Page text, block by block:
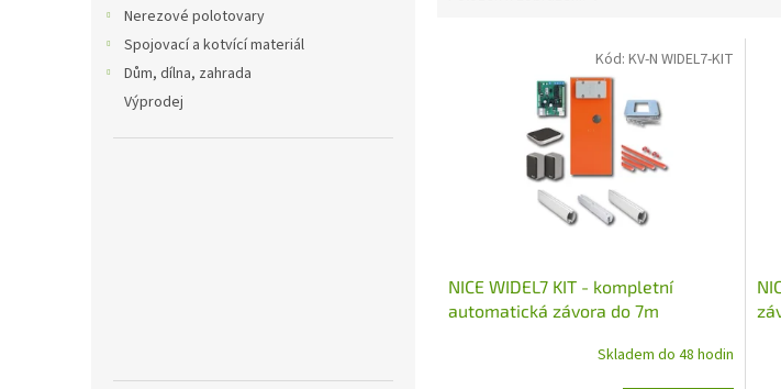
Nerezové polotovary
Spojovací a kotvící materiál
Dům, dílna, zahrada
Výprodej
NICE WIDEL7 KIT - kompletní
automatická závora do 7m
Skladem do 48 hodin
Kód: KV-N WIDEL7-KIT